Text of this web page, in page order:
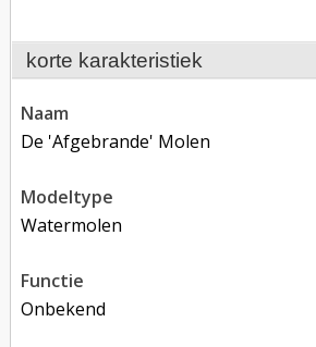
korte karakteristiek
naam
De 'Afgebrande' Molen
modeltype
Watermolen
functie
onbekend